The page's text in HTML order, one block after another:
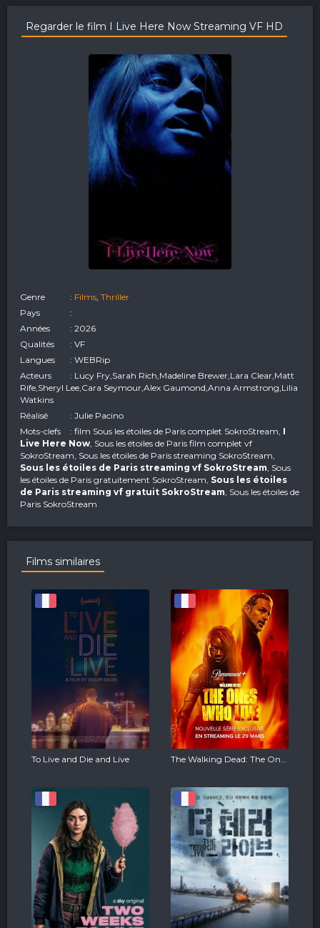
Regarder le film I Live Here Now Streaming VF HD
Genre : Films Thriller
Pays
:
Années
: 2026
Qualités
: VF
Langues
: WEBRip
Acteurs
: Lucy Fry,Sarah Rich,Madeline Brewer,Lara Clear,Matt
Rife,Sheryl Lee,Cara Seymour,Alex Gaumond,Anna Armstrong,Lilia
Watkins
Réalisé
: Julie Pacino
Mots-clefs
: film Sous les étoiles de Paris complet SokroStream, I
Live Here Now , Sous les étoiles de Paris film complet vf
SokroStream, Sous les étoiles de Paris streaming SokroStream,
Sous les étoiles de Paris streaming vf SokroStream , Sous
les étoiles de Paris gratuitement SokroStream, Sous les étoiles
de Paris streaming vf gratuit SokroStream , Sous les étoiles de
Paris SokroStream
Films similaires
To Live and Die and Live